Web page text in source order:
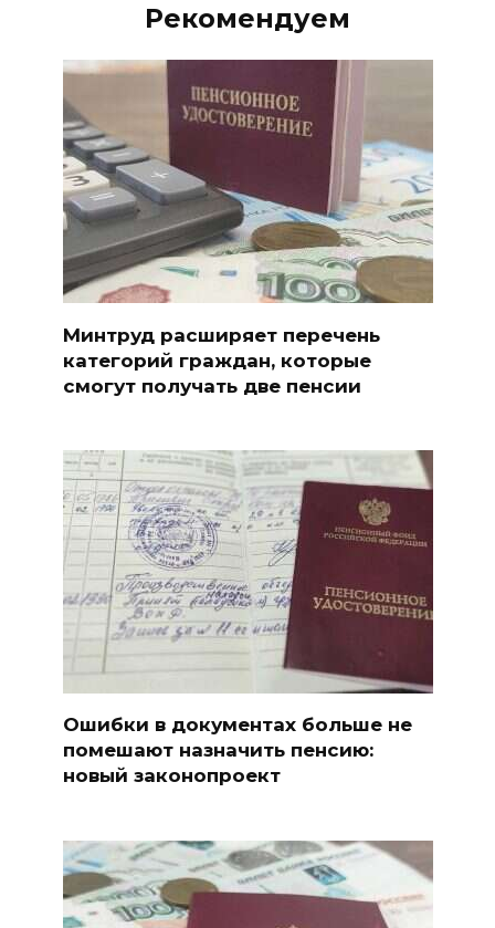
Рекомендуем
Минтруд расширяет перечень
категорий граждан, которые
смогут получать две пенсии
Ошибки в документах больше не
помешают назначить пенсию:
новый законопроект